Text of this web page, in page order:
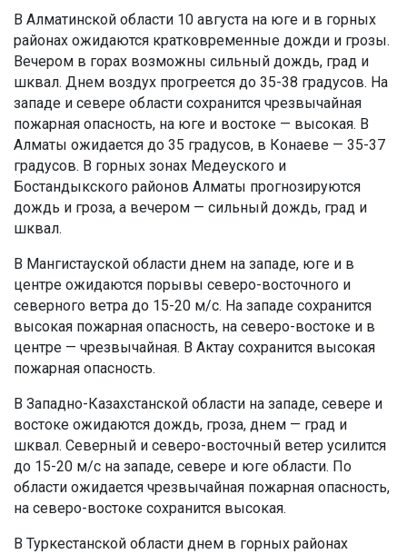
В Алматинской области 10 августа на юге и в горных
районах ожидаются кратковременные дожди и грозы.
Вечером в горах возможны сильный дождь, град и
шквал. Днем воздух прогреется до 35-38 градусов. На
западе и севере области сохранится чрезвычайная
пожарная опасность, на юге и востоке — высокая. В
Алматы ожидается до 35 градусов, в Конаеве — 35-37
градусов. В горных зонах Медеуского и
Бостандыкского районов Алматы прогнозируются
дождь и гроза, а вечером — сильный дождь, град и
шквал.
В Мангистауской области днем на западе, юге и в
центре ожидаются порывы северо-восточного и
северного ветра до 15-20 м/с. На западе сохранится
высокая пожарная опасность, на северо-востоке и в
центре — чрезвычайная. В Актау сохранится высокая
пожарная опасность.
В Западно-Казахстанской области на западе, севере и
востоке ожидаются дождь, гроза, днем — град и
шквал. Северный и северо-восточный ветер усилится
до 15-20 м/с на западе, севере и юге области. По
области ожидается чрезвычайная пожарная опасность,
на северо-востоке сохранится высокая.
В Туркестанской области днем в горных районах